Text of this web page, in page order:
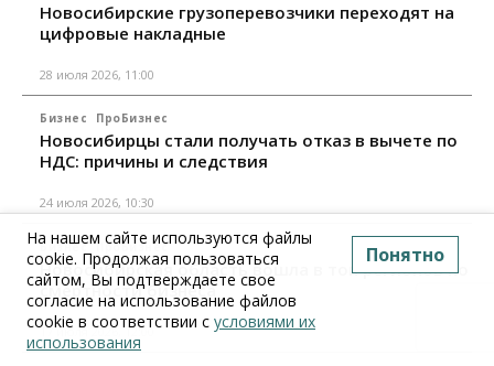
Новосибирские грузоперевозчики переходят на
цифровые накладные
28 июля 2026, 11:00
Бизнес ПроБизнес
Новосибирцы стали получать отказ в вычете по
НДС: причины и следствия
24 июля 2026, 10:30
Бизнес ПроБизнес
Новосибирская область вошла в топ регионов по
смертности бизнеса
17 июля 2026, 12:00
На нашем сайте используются файлы
cookie. Продолжая пользоваться
сайтом, Вы подтверждаете свое
согласие на использование файлов
cookie в соответствии с условиями их
использования
Понятно